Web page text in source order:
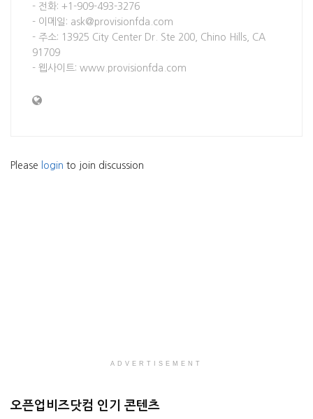
- 전화: +1-909-493-3276
- 이메일: ask@provisionfda.com
- 주소: 13925 City Center Dr. Ste 200, Chino Hills, CA
91709
- 웹사이트: www.provisionfda.com
Please login to join discussion
ADVERTISEMENT
오픈업비즈닷컴 인기 콘텐츠